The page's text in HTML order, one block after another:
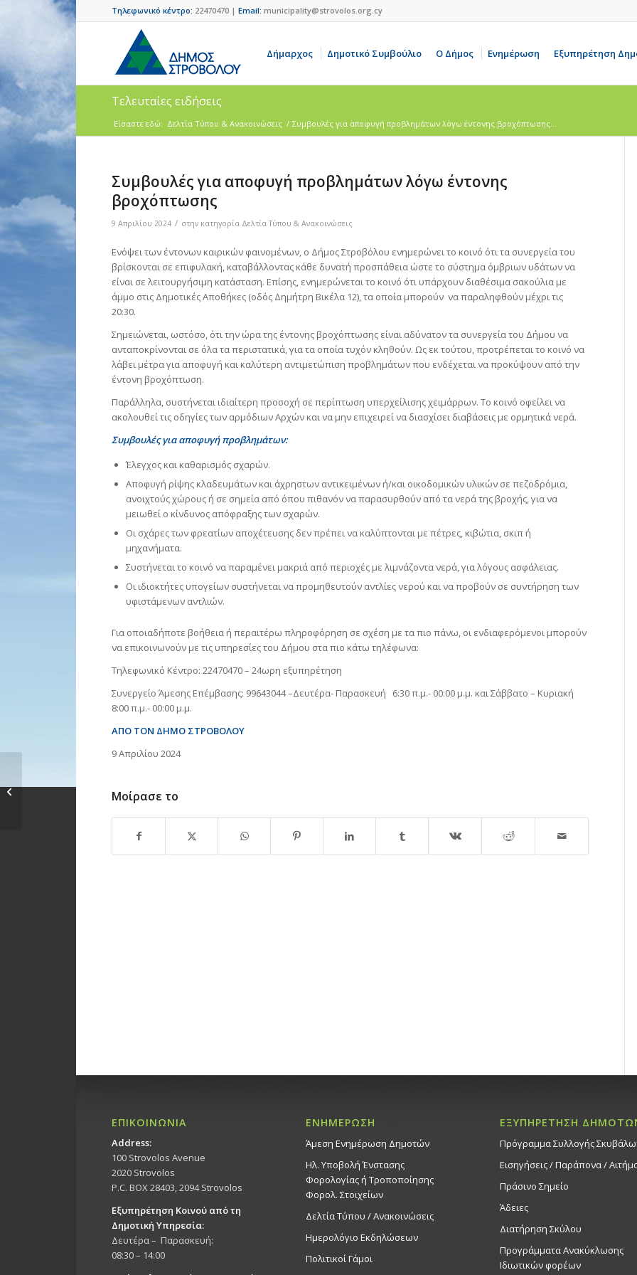
Τηλεφωνικό κέντρο: 22470470 | Email: municipality@strovolos.org.cy
Δήμαρχος Δημοτικό Συμβούλιο Ο Δήμος Ενημέρωση Εξυπηρέτηση
Τελευταίες ειδήσεις
Είσαστε εδώ: Δελτία Τύπου & Ανακοινώσεις / Συμβουλές για αποφυγή προβλημάτων λόγω έντονης βροχόπτωσης...
Συμβουλές για αποφυγή προβλημάτων λόγω έντονης
βροχόπτωσης
9 Απριλίου 2024 / στην κατηγορία Δελτία Τύπου & Ανακοινώσεις
Ενόψει των έντονων καιρικών φαινομένων, ο Δήμος Στροβόλου ενημερώνει το κοινό ότι τα συνεργεία του
βρίσκονται σε επιφυλακή, καταβάλλοντας κάθε δυνατή προσπάθεια ώστε το σύστημα όμβριων υδάτων να
είναι σε λειτουργήσιμη κατάσταση. Επίσης, ενημερώνεται το κοινό ότι υπάρχουν διαθέσιμα σακούλια με
άμμο στις Δημοτικές Αποθήκες (οδός Δημήτρη Βικέλα 12), τα οποία μπορούν να παραληφθούν μέχρι τις
20:30.
Σημειώνεται, ωστόσο, ότι την ώρα της έντονης βροχόπτωσης είναι αδύνατον τα συνεργεία του Δήμου να
ανταποκρίνονται σε όλα τα περιστατικά, για τα οποία τυχόν κληθούν. Ως εκ τούτου, προτρέπεται το κοινό να
λάβει μέτρα για αποφυγή και καλύτερη αντιμετώπιση προβλημάτων που ενδέχεται να προκύψουν από την
έντονη βροχόπτωση.
Παράλληλα, συστήνεται ιδιαίτερη προσοχή σε περίπτωση υπερχείλισης χειμάρρων. Το κοινό οφείλει να
ακολουθεί τις οδηγίες των αρμόδιων Αρχών και να μην επιχειρεί να διασχίσει διαβάσεις με ορμητικά νερά.
Συμβουλές για αποφυγή προβλημάτων:
Έλεγχος και καθαρισμός σχαρών.
Αποφυγή ρίψης κλαδευμάτων και άχρηστων αντικειμένων ή/και οικοδομικών υλικών σε πεζοδρόμια,
ανοιχτούς χώρους ή σε σημεία από όπου πιθανόν να παρασυρθούν από τα νερά της βροχής, για να
μειωθεί ο κίνδυνος απόφραξης των σχαρών.
Οι σχάρες των φρεατίων αποχέτευσης δεν πρέπει να καλύπτονται με πέτρες, κιβώτια, σκιπ ή
μηχανήματα.
Συστήνεται το κοινό να παραμένει μακριά από περιοχές με λιμνάζοντα νερά, για λόγους ασφάλειας.
Οι ιδιοκτήτες υπογείων συστήνεται να προμηθευτούν αντλίες νερού και να προβούν σε συντήρηση των
υφιστάμενων αντλιών.
Για οποιαδήποτε βοήθεια ή περαιτέρω πληροφόρηση σε σχέση με τα πιο πάνω, οι ενδιαφερόμενοι μπορούν
να επικοινωνούν με τις υπηρεσίες του Δήμου στα πιο κάτω τηλέφωνα:
Τηλεφωνικό Κέντρο: 22470470 – 24ωρη εξυπηρέτηση
Συνεργείο Άμεσης Επέμβασης: 99643044 –Δευτέρα- Παρασκευή 6:30 π.μ.- 00:00 μ.μ. και Σάββατο – Κυριακή
8:00 π.μ.- 00:00 μ.μ.
ΑΠΟ ΤΟΝ ΔΗΜΟ ΣΤΡΟΒΟΛΟΥ
9 Απριλίου 2024
Μοίρασε το
ΕΠΙΚΟΙΝΩΝΙΑ
Address:
100 Strovolos Avenue
2020 Strovolos
P.C. BOX 28403, 2094 Strovolos
Εξυπηρέτηση Κοινού από τη
Δημοτική Υπηρεσία:
Δευτέρα – Παρασκευή:
08:30 – 14:00
ΕΝΗΜΕΡΩΣΗ
Άμεση Ενημέρωση Δημοτών
Ηλ. Υποβολή Ένστασης
Φορολογίας ή Τροποποίησης
Φορολ. Στοιχείων
Δελτία Τύπου / Ανακοινώσεις
Ημερολόγιο Εκδηλώσεων
Πολιτικοί Γάμοι
ΕΞΥΠΗΡΕΤΗΣΗ
Πρόγραμμα Συλλογής
Εισηγήσεις / Παράπονα /
Πράσινο Σημείο
Άδειες
Διατήρηση Σκύλου
Προγράμματα Ανακύκλωσης
Ιδιωτικών φορέων
εργαστήρια για